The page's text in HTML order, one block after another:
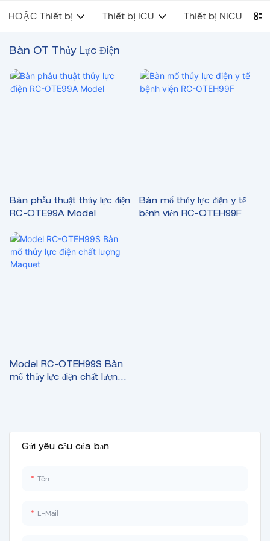
HOẶC Thiết bị Thiết bị ICU Thiết bị NICU
Bàn OT Thủy Lực Điện
Gửi yêu cầu của bạn
Tên
E-Mail
Bàn phẫu thuật thủy lực điện
RC-OTE99A Model
Bàn mổ thủy lực điện y tế
bệnh viện RC-OTEH99F
Model RC-OTEH99S Bàn
mổ thủy lực điện chất lượng